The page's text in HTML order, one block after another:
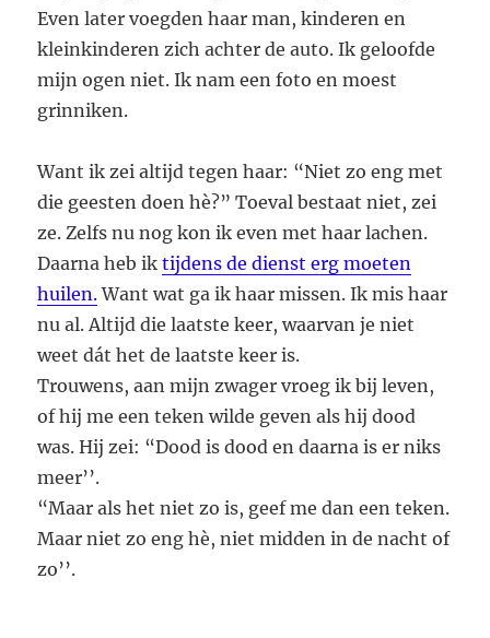
Even later voegden haar man, kinderen en
kleinkinderen zich achter de auto. Ik geloofde
mijn ogen niet. Ik nam een foto en moest
grinniken.
Want ik zei altijd tegen haar: “Niet zo eng met
die geesten doen hè?” Toeval bestaat niet, zei
ze. Zelfs nu nog kon ik even met haar lachen.
Daarna heb iktijdens de dienst erg moeten
huilen.Want wat ga ik haar missen. Ik mis haar
nu al. Altijd die laatste keer, waarvan je niet
weet dát het de laatste keer is.
Trouwens, aan mijn zwager vroeg ik bij leven,
of hij me een teken wilde geven als hij dood
was. Hij zei: “Dood is dood en daarna is er niks
meer’’.
“Maar als het niet zo is, geef me dan een teken.
Maar niet zo eng hè, niet midden in de nacht of
zo’’.